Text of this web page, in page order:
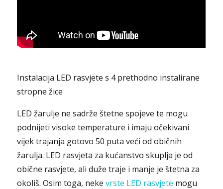
Instalacija LED rasvjete s 4 prethodno instalirane
stropne žice
LED žarulje ne sadrže štetne spojeve te mogu
podnijeti visoke temperature i imaju očekivani
vijek trajanja gotovo 50 puta veći od običnih
žarulja. LED rasvjeta za kućanstvo skuplja je od
obične rasvjete, ali duže traje i manje je štetna za
okoliš. Osim toga, nekevrste LED rasvjete mogu